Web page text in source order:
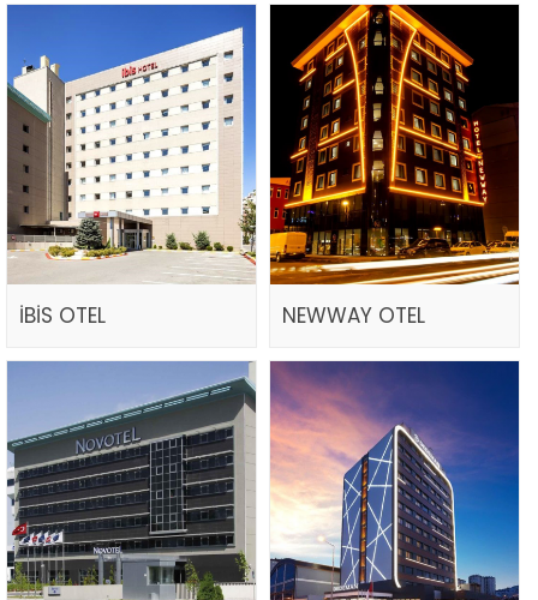
İBİS OTEL NEWWAY OTEL